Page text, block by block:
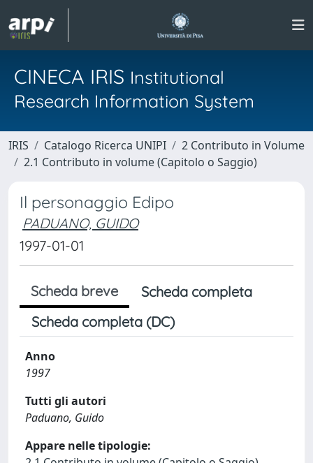
CINECA IRIS Institutional
Research Information System
IRIS Catalogo Ricerca UNIPI
2 Contributo in Volume
2.1 Contributo in volume (Capitolo o Saggio)
Il personaggio Edipo
PADUANO, GUIDO
1997-01-01
Scheda breve
Scheda completa
Scheda completa (DC)
Anno
1997
Tutti gli autori
Paduano, Guido
Appare nelle tipologie: